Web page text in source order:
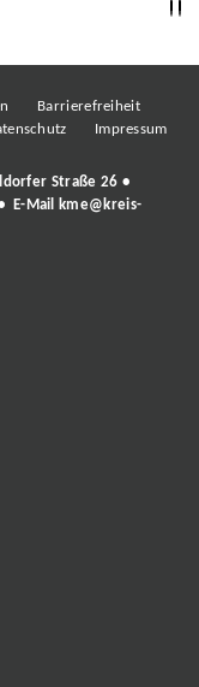
Barrierefreiheit
Impressum
Straße 26 •
E-Mail
kme@kreis-